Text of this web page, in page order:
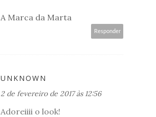
A Marca da Marta
Responder
UNKNOWN
2 de fevereiro de 2017 às 12:56
Adoreiiii o look!